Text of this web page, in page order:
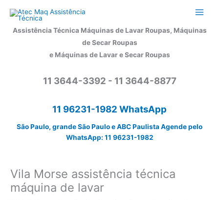
para
Assistência Técnica Máquinas de Lavar Roupas, Máquinas
de Secar Roupas
e Máquinas de Lavar e Secar Roupas
11 3644-3392 - 11 3644-8877
11 96231-1982 WhatsApp
São Paulo, grande São Paulo e ABC Paulista Agende pelo
WhatsApp: 11 96231-1982
Vila Morse assistência técnica
máquina de lavar